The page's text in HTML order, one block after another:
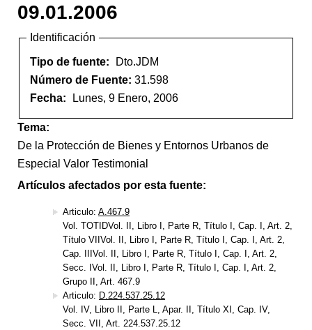
09.01.2006
Identificación
Tipo de fuente:
Dto.JDM
Número de Fuente: 31.598
Fecha:
Lunes, 9 Enero, 2006
Tema:
De la Protección de Bienes y Entornos Urbanos de
Especial Valor Testimonial
Artículos afectados por esta fuente:
Articulo: A.467.9
Vol. TOTIDVol. II, Libro I, Parte R, Título I, Cap. I, Art. 2,
Título VIIVol. II, Libro I, Parte R, Título I, Cap. I, Art. 2,
Cap. IIIVol. II, Libro I, Parte R, Título I, Cap. I, Art. 2,
Secc. IVol. II, Libro I, Parte R, Título I, Cap. I, Art. 2,
Grupo II, Art. 467.9
Articulo: D.224.537.25.12
Vol. IV, Libro II, Parte L, Apar. II, Título XI, Cap. IV,
Secc. VII, Art. 224.537.25.12